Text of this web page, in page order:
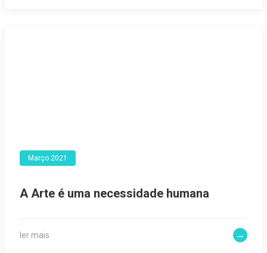
Março 2021
A Arte é uma necessidade humana
ler mais